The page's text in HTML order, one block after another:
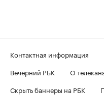
Контактная информация
Вечерний РБК
О
Скрыть баннеры на РБК